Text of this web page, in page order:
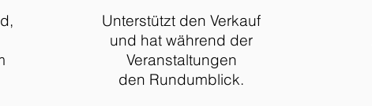
Unterstützt den Verkauf
und hat während der
Veranstaltungen
den Rundumblick.